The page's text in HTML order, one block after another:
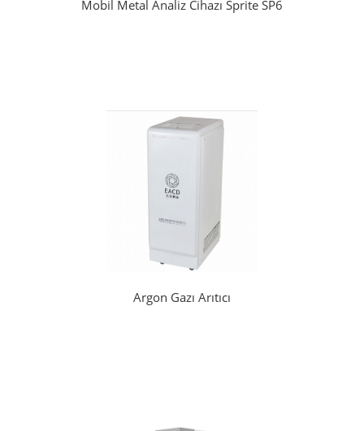
Mobil Metal Analiz Cihazı Sprite SP6
Argon Gazı Arıtıcı